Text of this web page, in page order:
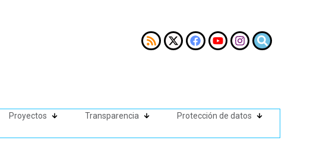
Proyectos Transparencia Protección de datos